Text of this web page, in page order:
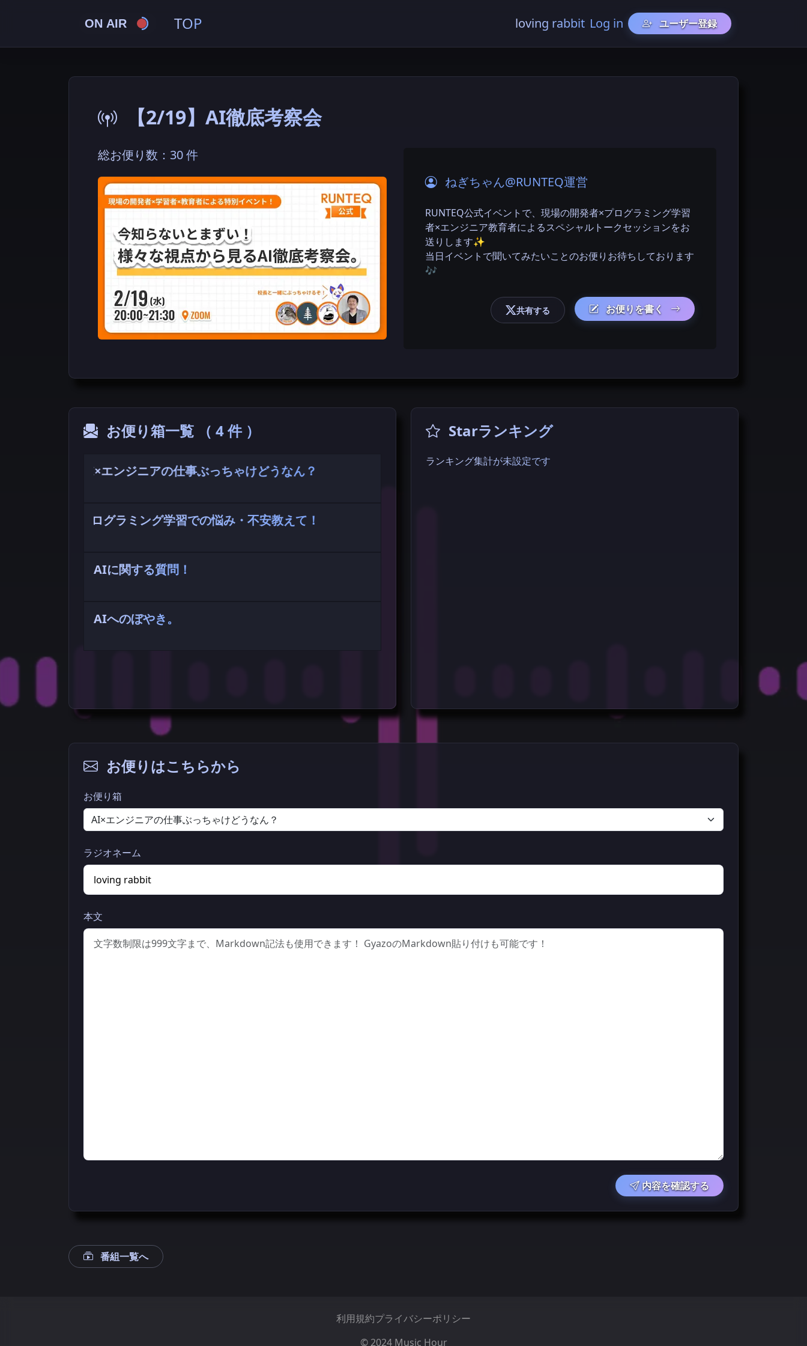
ON AIR TOP loving rabbit Log in ユーザー登録
【2/19】AI徹底考察会
総お便り数：30 件
ねぎちゃん@RUNTEQ運営
RUNTEQ公式イベントで、現場の開発者×プログラミング学習
者×エンジニア教育者によるスペシャルトークセッションをお
送りします✨
当日イベントで聞いてみたいことのお便りお待ちしております
🎶
お便りを書く
共有する
お便り箱一覧 （ 4 件 ）
AI×エンジニアの仕事ぶっちゃけどうなん？
AI時代になるとエンジニアの働き方はどう変わるのか？AI時代にエン
※素朴な疑問・大喜利・やらかしエピソード大歓迎
AI×プログラミング学習での悩み・不安教えて！
※大喜利・やらかしエピソード・大歓迎
些細なことでも構いません！AIと過ごす日常を教えてください！
AIに関する質問！
AIを現場で活用するエンジニアや、周りの受講生、ひさじゅ校長、ど
AIへのぼやき。
Starランキング
ランキング集計が未設定です
お便りはこちらから
お便り箱
ラジオネーム
本文
内容を確認する
番組一覧へ
利用規約プライバシーポリシー
© 2024 Music Hour